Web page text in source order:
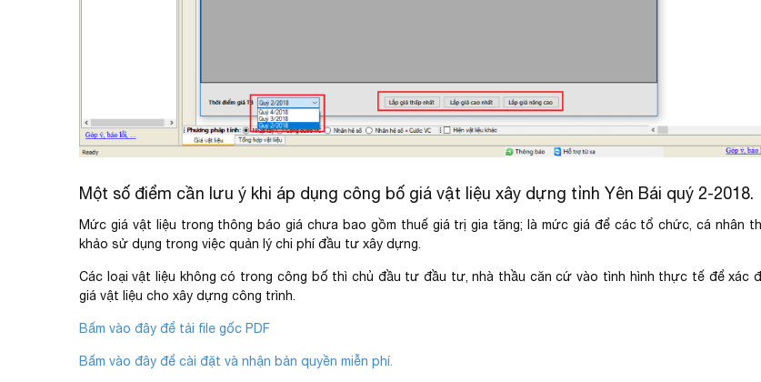
Một số điểm cần lưu ý khi áp dụng công bố giá vật liệu xây dựng tỉnh Yên Bái quý 2-2018.
Mức giá vật liệu trong thông báo giá chưa bao gồm thuế giá trị gia tăng; là mức giá để các tổ chức, cá nhân
khảo sử dụng trong việc quản lý chi phí đầu tư xây dựng.
Các loại vật liệu không có trong công bố thì chủ đầu tư đầu tư, nhà thầu căn cứ vào tình hình thực tế để xác
giá vật liệu cho xây dựng công trình.
Bấm vào đây để tải file gốc PDF
Bấm vào đây để cài đặt và nhận bản quyền miễn phí.